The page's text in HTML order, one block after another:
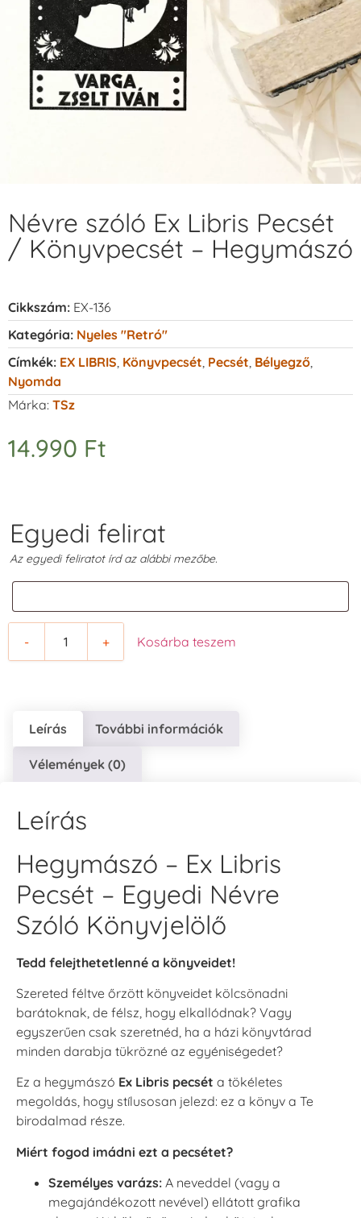
Névre szóló Ex Libris Pecsét
/ Könyvpecsét – Hegymászó
Cikkszám: EX-136
Kategória: Nyeles "retró"
Címkék: EX LIBRIS Könyvpecsét Pecsét Bélyegző
Nyomda
Márka: TSz
14.990 Ft
Egyedi felirat
Az egyedi feliratot írd az alábbi mezőbe.
- + Kosárba teszem
Leírás További információk
Vélemények (0)
Leírás
Hegymászó – Ex Libris
Pecsét – Egyedi Névre
Szóló Könyvjelölő
Tedd felejthetetlenné a könyveidet!
Szereted féltve őrzött könyveidet kölcsönadni
barátoknak, de félsz, hogy elkallódnak? Vagy
egyszerűen csak szeretnéd, ha a házi könyvtárad
minden darabja tükrözné az egyéniségedet?
Ez a hegymászó Ex Libris pecsét a tökéletes
megoldás, hogy stílusosan jelezd: ez a könyv a Te
birodalmad része.
Miért fogod imádni ezt a pecsétet?
Személyes varázs: A neveddel (vagy a
megajándékozott nevével) ellátott grafika